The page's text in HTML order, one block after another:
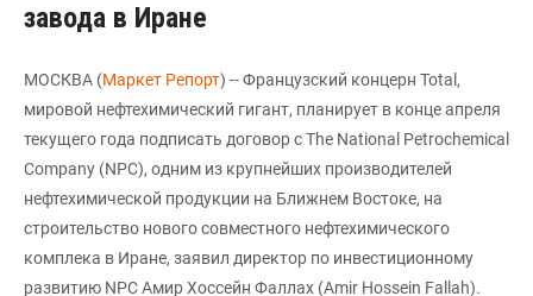
завода в Иране
МОСКВА (Маркет Репорт) -- Французский концерн Total,
мировой нефтехимический гигант, планирует в конце апреля
текущего года подписать договор с The National Petrochemical
Company (NPC), одним из крупнейших производителей
нефтехимической продукции на Ближнем Востоке, на
строительство нового совместного нефтехимического
комплека в Иране, заявил директор по инвестиционному
развитию NPC Амир Хоссейн Фаллах (Amir Hossein Fallah).